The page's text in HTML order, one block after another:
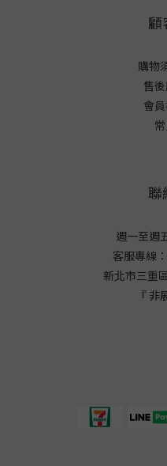
顧
購物
售
會
聯
週一至週
客服專線
新北市三重
『 非